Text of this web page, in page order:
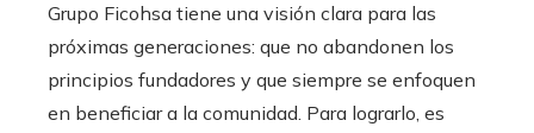
Grupo Ficohsa tiene una visión clara para las
próximas generaciones: que no abandonen los
principios fundadores y que siempre se enfoquen
en beneficiar a la comunidad. Para lograrlo, es